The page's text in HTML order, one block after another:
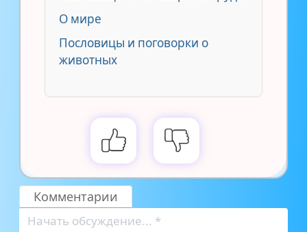
О мире
Пословицы и поговорки о
животных
Комментарии